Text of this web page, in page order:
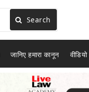
Search
जानिए हमारा कानून वीडियो